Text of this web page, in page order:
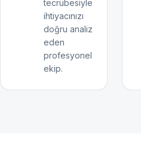
tecrübesiyle
ihtiyacınızı
doğru analiz
eden
profesyonel
ekip.